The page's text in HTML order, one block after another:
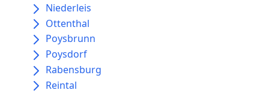
Niederleis
Ottenthal
Poysbrunn
Poysdorf
Rabensburg
Reintal